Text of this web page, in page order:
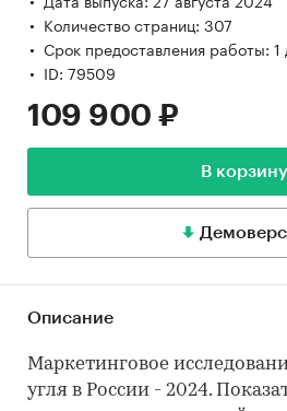
Количество страниц: 307
Срок предоставления работы: 1
ID: 79509
109 900 ₽
В корзину
Описание
Маркетинговое
угля в России - 2024.